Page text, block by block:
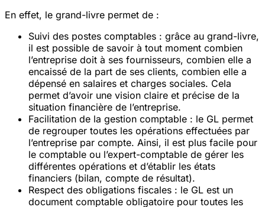
En effet, le grand-livre permet de :
Suivi des postes comptables : grâce au grand-livre,
il est possible de savoir à tout moment combien
l’entreprise doit à ses fournisseurs, combien elle a
encaissé de la part de ses clients, combien elle a
dépensé en salaires et charges sociales. Cela
permet d’avoir une vision claire et précise de la
situation financière de l’entreprise.
Facilitation de la gestion comptable : le GL permet
de regrouper toutes les opérations effectuées par
l’entreprise par compte. Ainsi, il est plus facile pour
le comptable ou l’expert-comptable de gérer les
différentes opérations et d’établir les états
financiers (bilan, compte de résultat).
Respect des obligations fiscales : le GL est un
document comptable obligatoire pour toutes les